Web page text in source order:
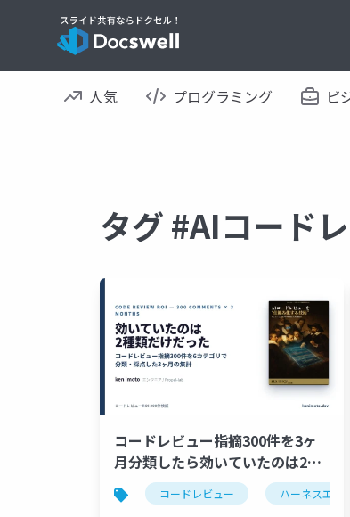
人気 プログラミング ビ
タグ #AIコード
コードレビュー指摘300件を3ヶ
月分類したら効いていたのは2種
類だけだった ─ Bug/Spec死
守・残り4種類はPRから外す
コードレビュー ハーネスエン